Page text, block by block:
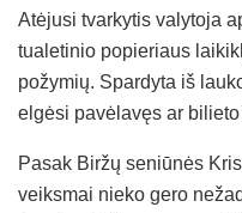
Atėjusi tvarkytis valytoja
tualetinio popieriaus
požymių. Spardyta iš
elgėsi pavėlavęs ar
Pasak Biržų seniūnės
veiksmai nieko gero